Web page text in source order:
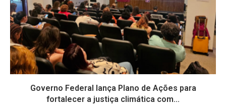
Governo Federal lança Plano de Ações para
fortalecer a justiça climática com...